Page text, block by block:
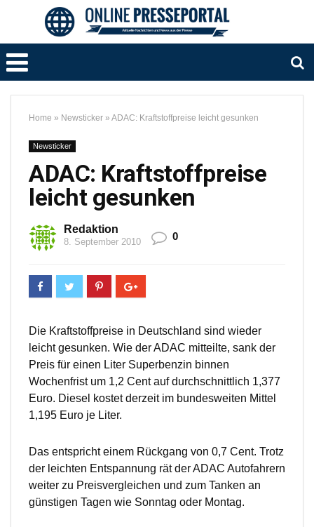
Home » Newsticker » ADAC: Kraftstoffpreise leicht gesunken
Newsticker
ADAC: Kraftstoffpreise
leicht gesunken
Redaktion
8. September 2010 0
Die Kraftstoffpreise in Deutschland sind wieder
leicht gesunken. Wie der ADAC mitteilte, sank der
Preis für einen Liter Superbenzin binnen
Wochenfrist um 1,2 Cent auf durchschnittlich 1,377
Euro. Diesel kostet derzeit im bundesweiten Mittel
1,195 Euro je Liter.
Das entspricht einem Rückgang von 0,7 Cent. Trotz
der leichten Entspannung rät der ADAC Autofahrern
weiter zu Preisvergleichen und zum Tanken an
günstigen Tagen wie Sonntag oder Montag.